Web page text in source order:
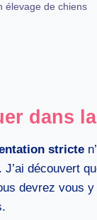
élevage de chiens
dans
stricte
découvert
devrez vous